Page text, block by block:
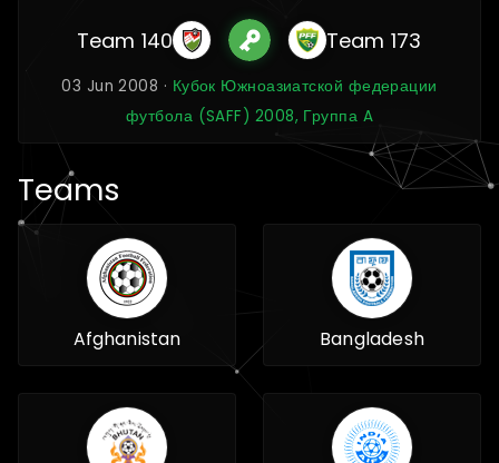
Team 140 Team 173
03 Jun 2008 · Кубок Южноазиатской федерации
футбола (SAFF) 2008, Группа A
Teams
Afghanistan Bangladesh